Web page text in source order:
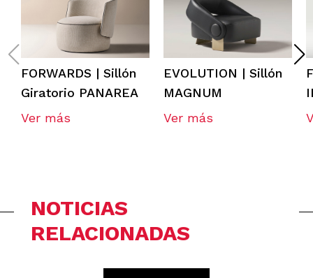
FORWARDS | Sillón
Giratorio PANAREA
Ver más
EVOLUTION | Sillón
MAGNUM
Ver más
NOTICIAS
RELACIONADAS